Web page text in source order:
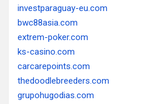
investparaguay-eu.com
bwc88asia.com
extrem-poker.com
ks-casino.com
carcarepoints.com
thedoodlebreeders.com
grupohugodias.com